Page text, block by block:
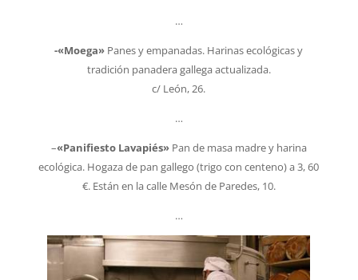
…
-«Moega» Panes y empanadas. Harinas ecológicas y
tradición panadera gallega actualizada.
c/ León, 26.
…
–«Panifiesto Lavapiés»Pan de masa madre y harina
ecológica. Hogaza de pan gallego (trigo con centeno) a 3, 60
€. Están en la calle Mesón de Paredes, 10.
…